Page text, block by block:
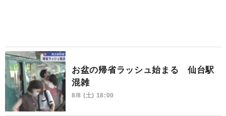
お盆の帰省ラッシュ始まる 仙台駅
混雑
8/8 (土) 18:00